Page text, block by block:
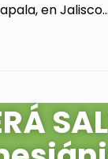
en Jalisco...